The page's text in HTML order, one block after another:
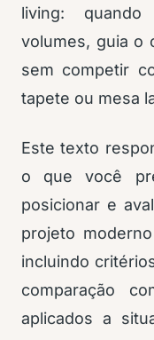
living:
volumes, guia o
sem competir
tapete ou mesa
Este texto
o que você
posicionar e
projeto
incluindo
comparação
aplicados a